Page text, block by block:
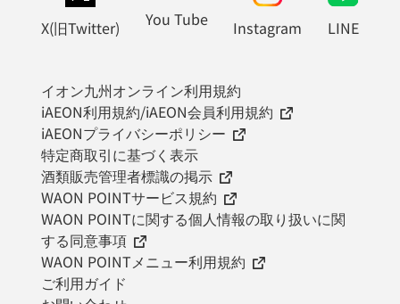
X(旧Twitter) You Tube Instagram LINE
イオン九州オンライン利用規約
iAEON利用規約/iAEON会員利用規約
iAEONプライバシーポリシー
特定商取引に基づく表示
酒類販売管理者標識の掲示
WAON POINTサービス規約
WAON POINTに関する個人情報の取り扱いに関
する同意事項
WAON POINTメニュー利用規約
ご利用ガイド